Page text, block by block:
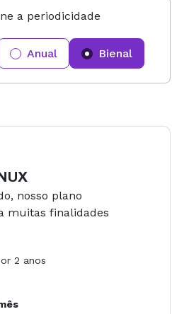
a periodicidade
Anual Bienal
nosso plano
muitas finalidades
2 anos